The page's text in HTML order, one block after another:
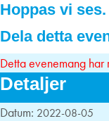
Hoppas vi ses.
Dela detta
Detta evenemang har
Detaljer
Datum: 2022-08-05